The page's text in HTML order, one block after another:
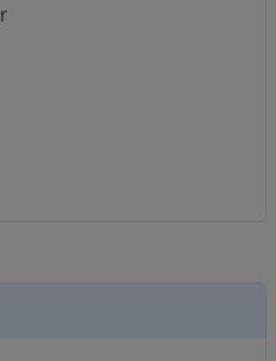
till annan webbplats,